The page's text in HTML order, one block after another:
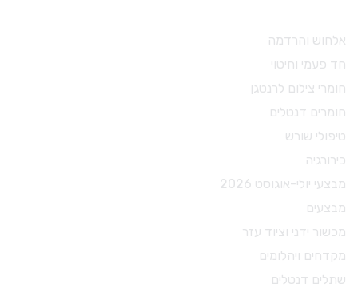
אלחוש והרדמה
חד פעמי וחיטוי
חומרי צילום לרנטגן
חומרים דנטלים
טיפולי שורש
כירורגיה
מבצעי יולי-אוגוסט 2026
מבצעים
מכשור ידני וציוד עזר
מקדחים ויהלומים
שתלים דנטלים